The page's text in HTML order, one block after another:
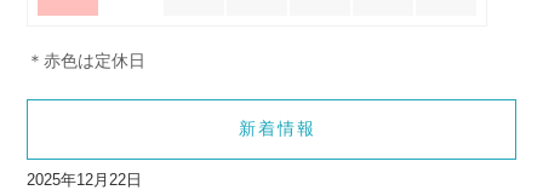
＊赤色は定休日
新着情報
2025年12月22日